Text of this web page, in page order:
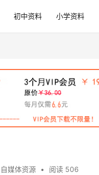
初中资料 小学资料
自媒体资源 • 阅读 506